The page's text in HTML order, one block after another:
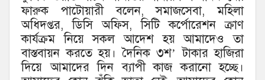
ফারুক পাটোয়ারী বলেন, সমাজসেবা, মহিলা
অধিদপ্তর, ডিসি অফিস, সিটি কর্পোরেশন ক্রাণ
কার্যক্রম নিয়ে সকল আদেশ হয় আমাদেও তা
বাস্তবায়ন করতে হয়। দৈনিক ৩শ’ টাকার হাজিরা
দিয়ে আমাদের দিন ব্যাপী কাজ করানো হচ্ছে।